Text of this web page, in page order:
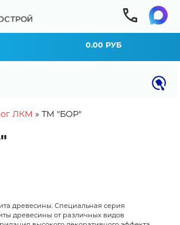
0.00 РУБ
ЛКМ » ТМ "БОР"
древесины. Специальная серия
древесины от различных видов